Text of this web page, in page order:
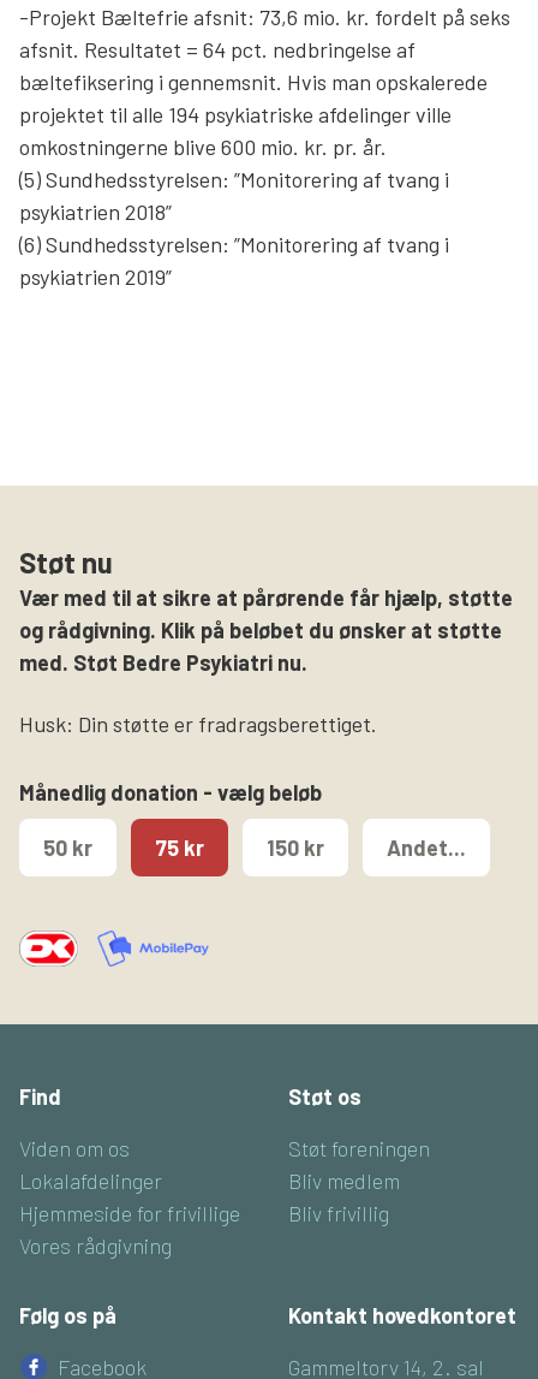
-Projekt Bæltefrie afsnit: 73,6 mio. kr. fordelt på seks
afsnit. Resultatet = 64 pct. nedbringelse af
bæltefiksering i gennemsnit. Hvis man opskalerede
projektet til alle 194 psykiatriske afdelinger ville
omkostningerne blive 600 mio. kr. pr. år.
(5) Sundhedsstyrelsen: ”Monitorering af tvang i
psykiatrien 2018”
(6) Sundhedsstyrelsen: ”Monitorering af tvang i
psykiatrien 2019”
Støt nu
Vær med til at sikre at pårørende får hjælp, støtte
og rådgivning. Klik på beløbet du ønsker at støtte
med. Støt Bedre Psykiatri nu.
Husk: Din støtte er fradragsberettiget.
Månedlig donation - vælg beløb
50 kr 75 kr 150 kr Andet...
Find
Viden om os
Lokalafdelinger
Hjemmeside for frivillige
Vores rådgivning
Støt os
Støt foreningen
Bliv medlem
Bliv frivillig
Følg os på
Facebook
Kontakt hovedkontoret
Gammeltorv 14, 2. sal